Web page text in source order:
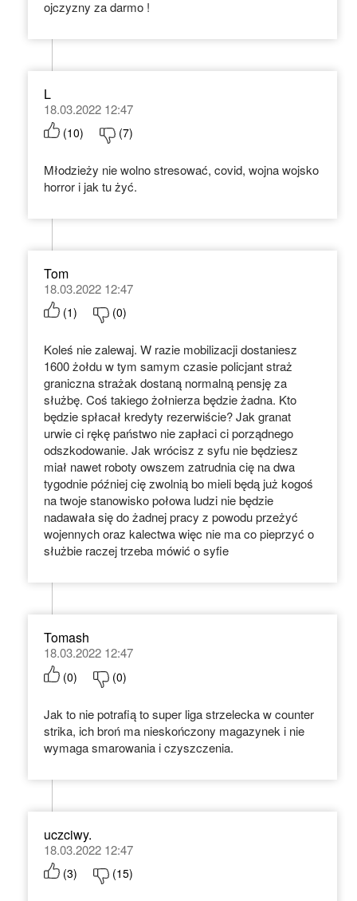
ojczyzny za darmo !
L
18.03.2022 12:47
(10) (7)
Młodzieży nie wolno stresować, covid, wojna wojsko
horror i jak tu żyć.
Tom
18.03.2022 12:47
(1) (0)
Koleś nie zalewaj. W razie mobilizacji dostaniesz
1600 żołdu w tym samym czasie policjant straż
graniczna strażak dostaną normalną pensję za
służbę. Coś takiego żołnierza będzie żadna. Kto
będzie spłacał kredyty rezerwiście? Jak granat
urwie ci rękę państwo nie zapłaci ci porządnego
odszkodowanie. Jak wrócisz z syfu nie będziesz
miał nawet roboty owszem zatrudnia cię na dwa
tygodnie później cię zwolnią bo mieli będą już kogoś
na twoje stanowisko połowa ludzi nie będzie
nadawała się do żadnej pracy z powodu przeżyć
wojennych oraz kalectwa więc nie ma co pieprzyć o
służbie raczej trzeba mówić o syfie
Tomash
18.03.2022 12:47
(0) (0)
Jak to nie potrafią to super liga strzelecka w counter
strika, ich broń ma nieskończony magazynek i nie
wymaga smarowania i czyszczenia.
uczciwy.
18.03.2022 12:47
(3) (15)